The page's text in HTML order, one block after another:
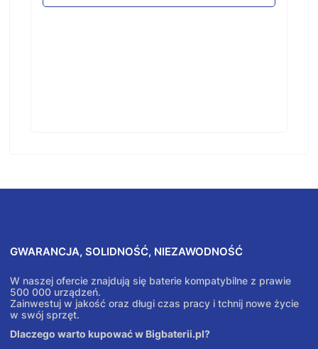
GWARANCJA, SOLIDNOŚĆ, NIEZAWODNOŚĆ
W naszej ofercie znajdują się baterie kompatybilne z prawie
500 000 urządzeń.
Zainwestuj w jakość oraz długi czas pracy i tchnij nowe życie
w swój sprzęt.
Dlaczego warto kupować w Bigbaterii.pl?